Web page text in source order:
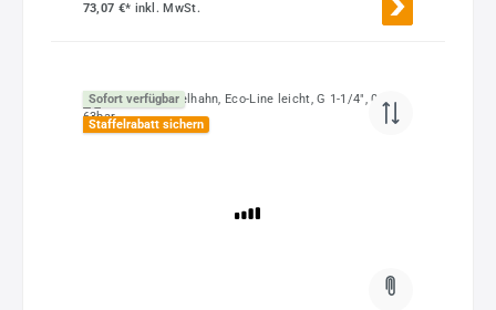
73,07 €* inkl. MwSt.
Sofort verfügbar
Staffelrabatt sichern